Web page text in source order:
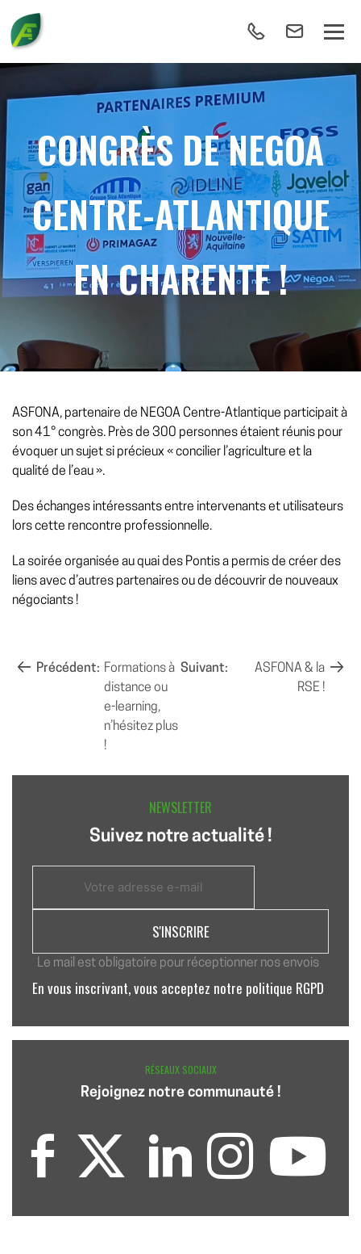
CONGRÈS DE NEGOA
CENTRE-ATLANTIQUE
EN CHARENTE !
ASFONA, partenaire de NEGOA Centre-Atlantique participait à
son 41° congrès. Près de 300 personnes étaient réunis pour
évoquer un sujet si précieux « concilier l’agriculture et la
qualité de l’eau ».
Des échanges intéressants entre intervenants et utilisateurs
lors cette rencontre professionnelle.
La soirée organisée au quai des Pontis a permis de créer des
liens avec d’autres partenaires ou de découvrir de nouveaux
négociants !
NAVIGATION
Précédent: Formations à
distance ou
e-learning,
n’hésitez plus
!
Suivant:
ASFONA & la
RSE !
NEWSLETTER
Suivez notre actualité !
Le mail est obligatoire pour réceptionner nos envois
En vous inscrivant, vous acceptez notre politique RGPD
RÉSEAUX SOCIAUX
Rejoignez notre communauté !